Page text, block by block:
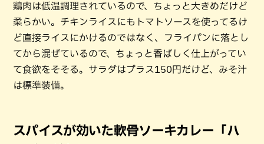
鶏肉は低温調理されているので、ちょっと大きめだけど
柔らかい。チキンライスにもトマトソースを使ってるけ
ど直接ライスにかけるのではなく、フライパンに落とし
てから混ぜているので、ちょっと香ばしく仕上がってい
て食欲をそそる。サラダはプラス150円だけど、みそ汁
は標準装備。
スパイスが効いた軟骨ソーキカレー「ハ